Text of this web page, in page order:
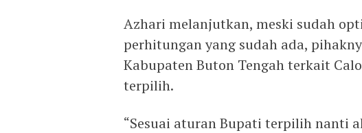
Azhari melanjutkan, meski sudah
perhitungan yang sudah ada,
Kabupaten Buton Tengah terkait
terpilih.
“Sesuai aturan Bupati terpilih nanti